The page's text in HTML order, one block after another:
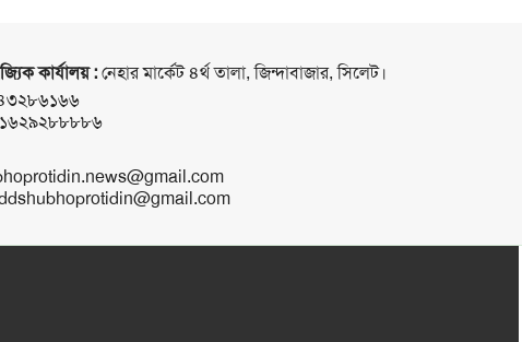
কার্যালয় :নেহার মার্কেট ৪র্থ তালা, জিন্দাবাজার, সিলেট।